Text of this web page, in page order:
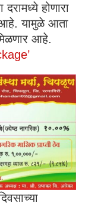
होणारा
आहे. यामुळे आता
आहे.